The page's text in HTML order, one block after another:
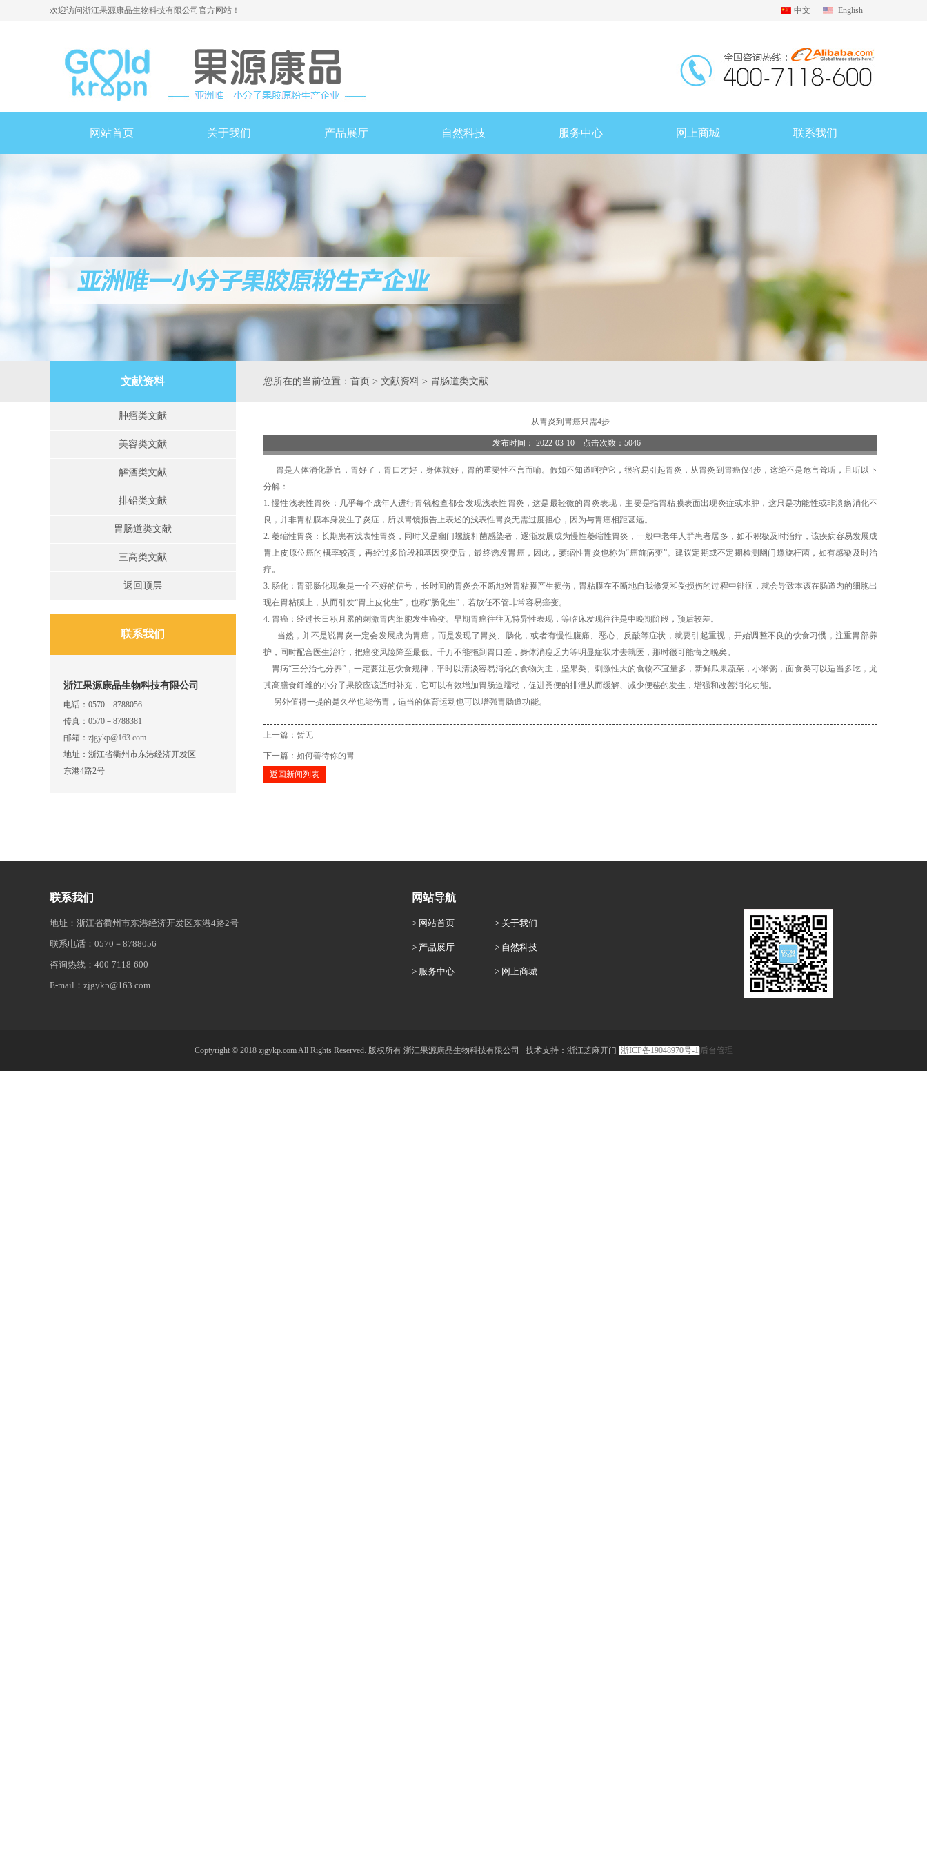
欢迎访问浙江果源康品生物科技有限公司官方网站！ 中文 English
网站首页 关于我们 产品展厅 自然科技 服务中心 网上商城 联系我们
文献资料
肿瘤类文献
美容类文献
解酒类文献
排铅类文献
胃肠道类文献
三高类文献
返回顶层
联系我们
浙江果源康品生物科技有限公司
电话： 0570－8788056
传真： 0570－8788381
邮箱： zjgykp@163.com
地址： 浙江省衢州市东港经济开发区
东港4路2号
您所在的当前位置： 首页 > 文献资料 > 胃肠道类文献
从胃炎到胃癌只需4步
发布时间： 2022-03-10 点击次数：5046
胃是人体消化器官，胃好了，胃口才好，身体就好，胃的重要性不言而喻。假如不知道呵护它，很容易引起胃炎，从胃炎到胃癌仅4步，这绝不是危言耸听，且听以下
分解：
1. 慢性浅表性胃炎：几乎每个成年人进行胃镜检查都会发现浅表性胃炎，这是最轻微的胃炎表现，主要是指胃粘膜表面出现炎症或水肿，这只是功能性或非溃疡消化不
良，并非胃粘膜本身发生了炎症，所以胃镜报告上表述的浅表性胃炎无需过度担心，因为与胃癌相距甚远。
2.萎缩性胃炎：长期患有浅表性胃炎，同时又是幽门螺旋杆菌感染者，逐渐发展成为慢性萎缩性胃炎，一般中老年人群患者居多，如不积极及时治疗，该疾病容易发展成
胃上皮原位癌的概率较高，再经过多阶段和基因突变后，最终诱发胃癌，因此，萎缩性胃炎也称为“癌前病变”。建议定期或不定期检测幽门螺旋杆菌，如有感染及时治
疗。
3. 肠化：胃部肠化现象是一个不好的信号，长时间的胃炎会不断地对胃粘膜产生损伤，胃粘膜在不断地自我修复和受损伤的过程中徘徊，就会导致本该在肠道内的细胞出
现在胃粘膜上，从而引发“胃上皮化生”，也称“肠化生”，若放任不管非常容易癌变。
4. 胃癌：经过长日积月累的刺激胃内细胞发生癌变。早期胃癌往往无特异性表现，等临床发现往往是中晚期阶段，预后较差。
当然，并不是说胃炎一定会发展成为胃癌，而是发现了胃炎、肠化，或者有慢性腹痛、恶心、反酸等症状，就要引起重视，开始调整不良的饮食习惯，注重胃部养
护，同时配合医生治疗，把癌变风险降至最低。千万不能拖到胃口差，身体消瘦乏力等明显症状才去就医，那时很可能悔之晚矣。
胃病“三分治七分养”，一定要注意饮食规律，平时以清淡容易消化的食物为主，坚果类、刺激性大的食物不宜量多，新鲜瓜果蔬菜，小米粥，面食类可以适当多吃，尤
其高膳食纤维的小分子果胶应该适时补充，它可以有效增加胃肠道蠕动，促进粪便的排泄从而缓解、减少便秘的发生，增强和改善消化功能。
另外值得一提的是久坐也能伤胃，适当的体育运动也可以增强胃肠道功能。
上一篇：暂无
下一篇： 如何善待你的胃
返回新闻列表
联系我们
地址：浙江省衢州市东港经济开发区东港4路2号
联系电话：0570－8788056
咨询热线：400-7118-600
E-mail：zjgykp@163.com
网站导航
> 网站首页 > 关于我们
> 产品展厅 > 自然科技
> 服务中心 > 网上商城
Coptyright © 2018 zjgykp.com All Rights Reserved. 版权所有 浙江果源康品生物科技有限公司 技术支持：浙江芝麻开门 浙ICP备19048970号-1 后台管理